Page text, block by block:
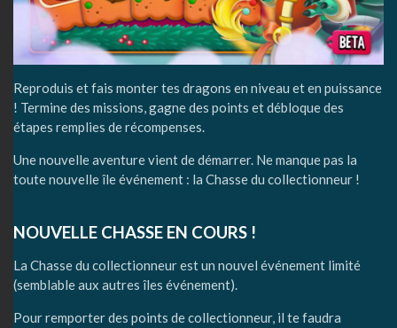
Reproduis et fais monter tes dragons en niveau et en puissance
! Termine des missions, gagne des points et débloque des
étapes remplies de récompenses.
Une nouvelle aventure vient de démarrer. Ne manque pas la
toute nouvelle île événement : la Chasse du collectionneur !
NOUVELLE CHASSE EN COURS !
La Chasse du collectionneur est un nouvel événement limité
(semblable aux autres îles événement).
Pour remporter des points de collectionneur, il te faudra